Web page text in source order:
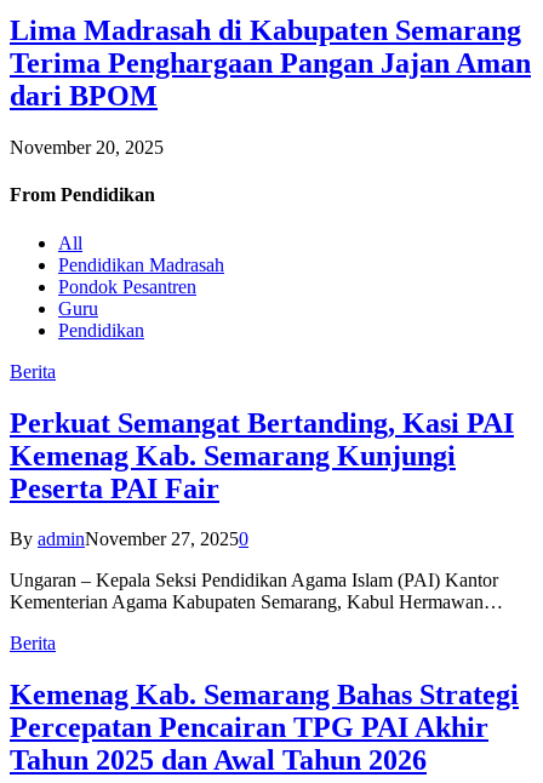
Lima Madrasah di Kabupaten Semarang
Terima Penghargaan Pangan Jajan Aman
dari BPOM
November 20, 2025
From Pendidikan
All
Pendidikan Madrasah
Pondok Pesantren
Guru
Pendidikan
Berita
Perkuat Semangat Bertanding, Kasi PAI
Kemenag Kab. Semarang Kunjungi
Peserta PAI Fair
By adminNovember 27, 20250
Ungaran – Kepala Seksi Pendidikan Agama Islam (PAI) Kantor
Kementerian Agama Kabupaten Semarang, Kabul Hermawan…
Berita
Kemenag Kab. Semarang Bahas Strategi
Percepatan Pencairan TPG PAI Akhir
Tahun 2025 dan Awal Tahun 2026